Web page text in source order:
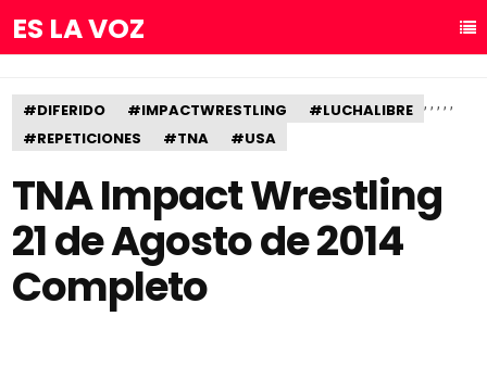
ES LA VOZ
#DIFERIDO ,
#IMPACTWRESTLING ,
#LUCHALIBRE ,
#REPETICIONES
,
#TNA
,
#USA
TNA Impact Wrestling
21 de Agosto de 2014
Completo